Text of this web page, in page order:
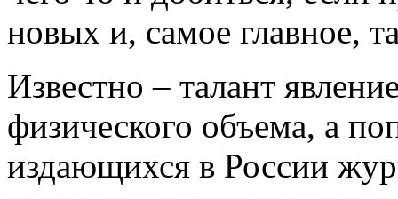
новых и, самое главное,
Известно – талант
физического объема, а
издающихся в России